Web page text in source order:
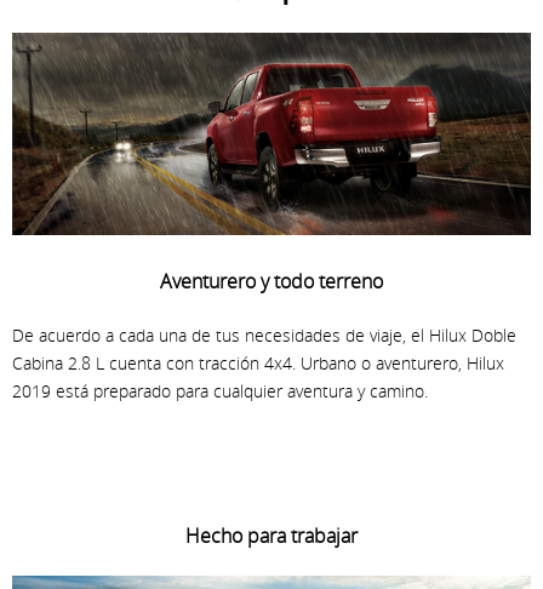
Aventurero y todo terreno
De acuerdo a cada una de tus necesidades de viaje, el Hilux Doble
Cabina 2.8 L cuenta con tracción 4x4. Urbano o aventurero, Hilux
2019 está preparado para cualquier aventura y camino.
Hecho para trabajar